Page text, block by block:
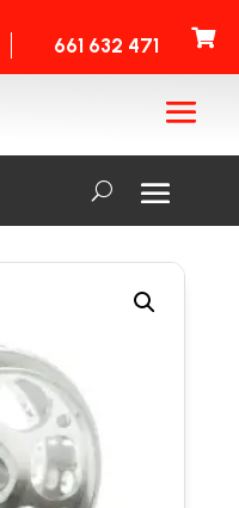
661 632 471 